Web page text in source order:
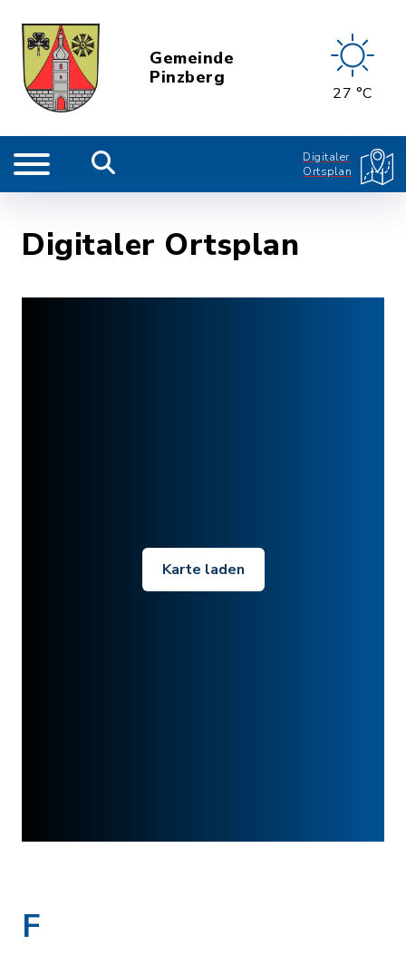
Gemeinde
Pinzberg
27 °C
Digitaler
Ortsplan
Digitaler Ortsplan
Karte laden
F